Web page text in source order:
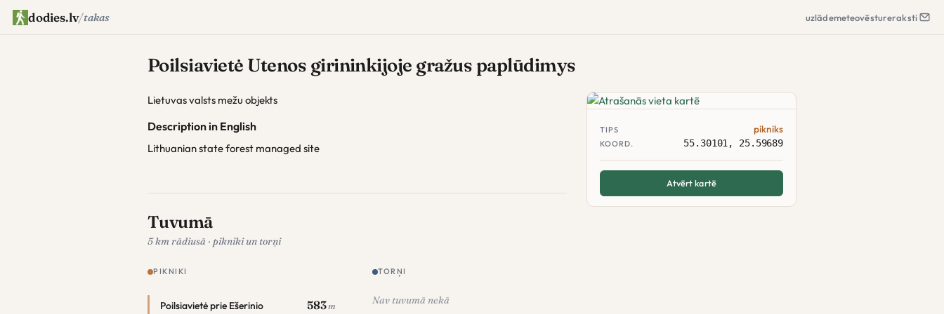
dodies.lv/takas uzlādemeteovēstureraksti
Poilsiavietė Utenos girininkijoje gražus paplūdimys
Lietuvas valsts mežu objekts
Description in English
Lithuanian state forest managed site
Tuvumā
5 km rādiusā · pikniki un torņi
PIKNIKI
Poilsiavietė prie Ešerinio 583 m
TORŅI
Nav tuvumā nekā
TIPS pikniks
KOORD. 55.30101, 25.59689
Atvērt kartē